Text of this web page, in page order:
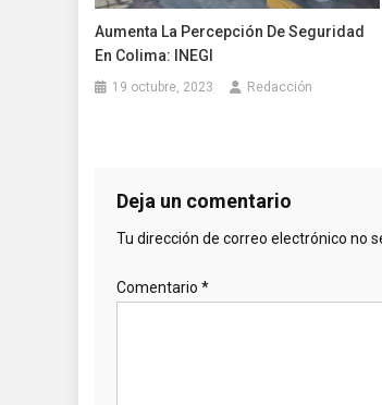
Aumenta La Percepción De Seguridad
En Colima: INEGI
19 octubre, 2023 Redacción
Deja un comentario
Tu dirección de correo electrónico no
Comentario *